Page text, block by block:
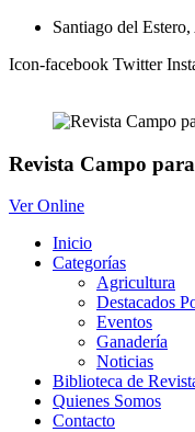
contenido
Santiago del
Icon-facebook Twitter
Revista Campo
Ver Online
Inicio
Categorías
Agricultura
Destacados
Eventos
Ganadería
Noticias
Biblioteca de
Quienes Somos
Contacto